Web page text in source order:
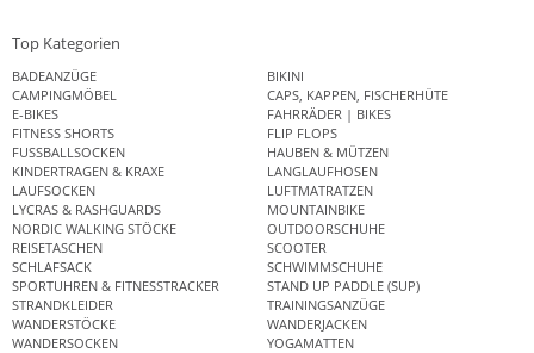
Top Kategorien
BADEANZÜGE
BIKINI
CAMPINGMÖBEL
CAPS, KAPPEN, FISCHERHÜTE
E-BIKES
FAHRRÄDER | BIKES
FITNESS SHORTS
FLIP FLOPS
FUSSBALLSOCKEN
HAUBEN & MÜTZEN
KINDERTRAGEN & KRAXE
LANGLAUFHOSEN
LAUFSOCKEN
LUFTMATRATZEN
LYCRAS & RASHGUARDS
MOUNTAINBIKE
NORDIC WALKING STÖCKE
OUTDOORSCHUHE
REISETASCHEN
SCOOTER
SCHLAFSACK
SCHWIMMSCHUHE
SPORTUHREN & FITNESSTRACKER
STAND UP PADDLE (SUP)
STRANDKLEIDER
TRAININGSANZÜGE
WANDERSTÖCKE
WANDERJACKEN
WANDERSOCKEN
YOGAMATTEN